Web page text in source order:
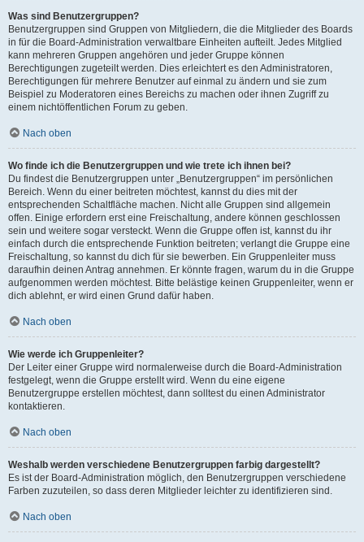
Was sind Benutzergruppen?
Benutzergruppen sind Gruppen von Mitgliedern, die die Mitglieder des Boards
in für die Board-Administration verwaltbare Einheiten aufteilt. Jedes Mitglied
kann mehreren Gruppen angehören und jeder Gruppe können
Berechtigungen zugeteilt werden. Dies erleichtert es den Administratoren,
Berechtigungen für mehrere Benutzer auf einmal zu ändern und sie zum
Beispiel zu Moderatoren eines Bereichs zu machen oder ihnen Zugriff zu
einem nichtöffentlichen Forum zu geben.
Nach oben
Wo finde ich die Benutzergruppen und wie trete ich ihnen bei?
Du findest die Benutzergruppen unter „Benutzergruppen“ im persönlichen
Bereich. Wenn du einer beitreten möchtest, kannst du dies mit der
entsprechenden Schaltfläche machen. Nicht alle Gruppen sind allgemein
offen. Einige erfordern erst eine Freischaltung, andere können geschlossen
sein und weitere sogar versteckt. Wenn die Gruppe offen ist, kannst du ihr
einfach durch die entsprechende Funktion beitreten; verlangt die Gruppe eine
Freischaltung, so kannst du dich für sie bewerben. Ein Gruppenleiter muss
daraufhin deinen Antrag annehmen. Er könnte fragen, warum du in die Gruppe
aufgenommen werden möchtest. Bitte belästige keinen Gruppenleiter, wenn er
dich ablehnt, er wird einen Grund dafür haben.
Nach oben
Wie werde ich Gruppenleiter?
Der Leiter einer Gruppe wird normalerweise durch die Board-Administration
festgelegt, wenn die Gruppe erstellt wird. Wenn du eine eigene
Benutzergruppe erstellen möchtest, dann solltest du einen Administrator
kontaktieren.
Nach oben
Weshalb werden verschiedene Benutzergruppen farbig dargestellt?
Es ist der Board-Administration möglich, den Benutzergruppen verschiedene
Farben zuzuteilen, so dass deren Mitglieder leichter zu identifizieren sind.
Nach oben